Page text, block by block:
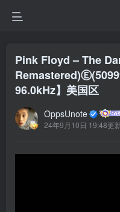
Pink Floyd – The
96.0kHz】美国区
OppsUnote
24年9月10日 19:48更